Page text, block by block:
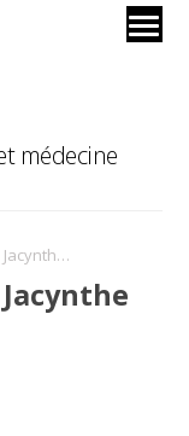
médecine
Soutenance de thèse – Jacynthe Toulouse